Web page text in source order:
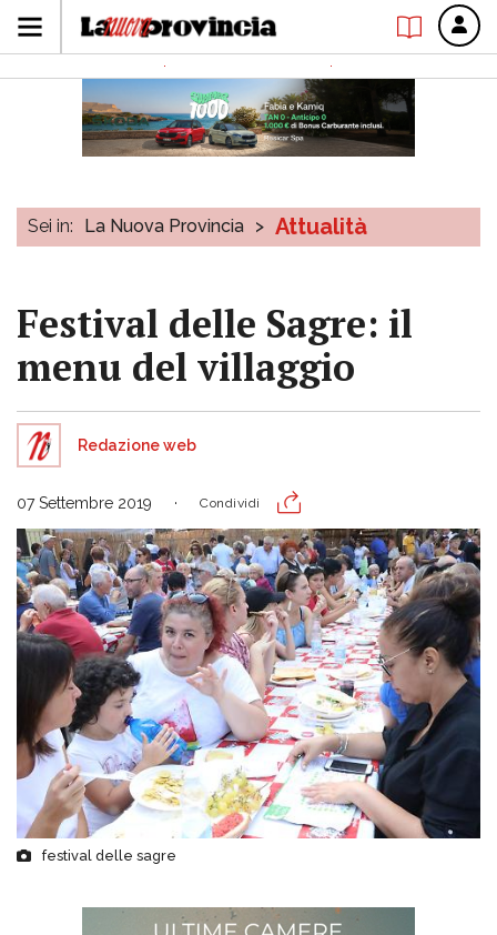
Sei in: La Nuova Provincia > Attualità
Festival delle Sagre: il
menu del villaggio
Redazione web
07 Settembre 2019 Condividi
festival delle sagre